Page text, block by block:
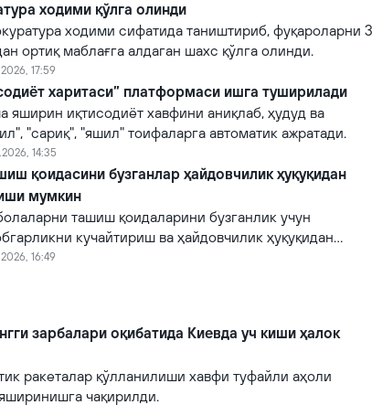
ходими қўлга олинди
ходими сифатида таништириб, фуқароларни 3
ортиқ маблағга алдаган шахс қўлга олинди.
17:59
харитаси” платформаси ишга туширилади
яширин иқтисодиёт хавфини аниқлаб, ҳудуд ва
"сариқ", "яшил" тоифаларга автоматик ажратади.
14:35
қоидасини бузганлар ҳайдовчилик ҳуқуқидан
мумкин
ташиш қоидаларини бузганлик учун
кучайтириш ва ҳайдовчилик ҳуқуқидан
этилмоқда.
16:49
зарбалари оқибатида Киевда уч киши ҳалок
ракеталар қўлланилиши хавфи туфайли аҳоли
чақирилди.